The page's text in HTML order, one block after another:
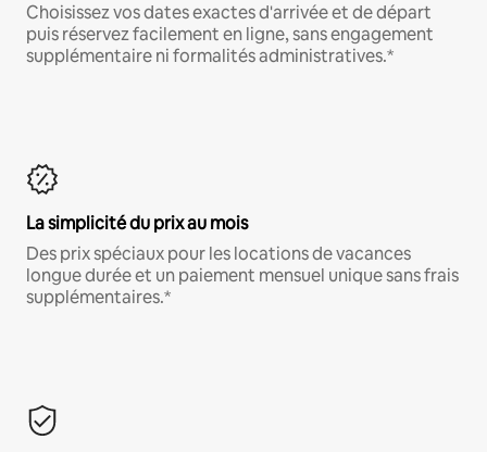
Choisissez vos dates exactes d'arrivée et de départ
puis réservez facilement en ligne, sans engagement
supplémentaire ni formalités administratives.*
La simplicité du prix au mois
Des prix spéciaux pour les locations de vacances
longue durée et un paiement mensuel unique sans frais
supplémentaires.*